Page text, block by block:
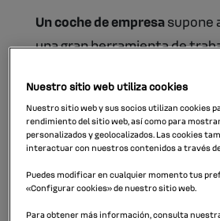
Un coche de empresasupone
una gran herramienta de
auténtico quebradero de
muchas empresas.
los coches de empresa y el
Nuestro sitio web utiliza cookies
Nuestro sitio web y sus socios utilizan cookies
rendimiento del sitio web, así como para
personalizados y geolocalizados. Las cookies
interactuar con nuestros contenidos a través
Puedes modificar en cualquier momento tus
«Configurar cookies» de nuestro sitio web.
Para obtener más información, consulta